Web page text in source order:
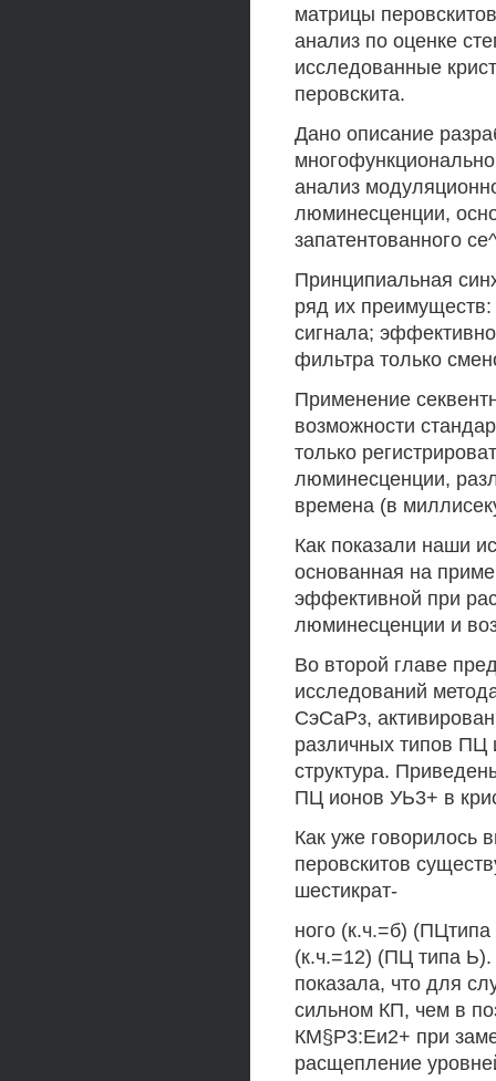
матрицы
анализ по оценке
исследованные
перовскита.
Дано описание
анализ
люминесценции,
запатентованного
Принципиальная
ряд их
сигнала;
фильтра только
Применение
возможности
только
люминесценции,
времена (в
Как показали наши
основанная на
эффективной при
люминесценции и
Во второй главе
исследований
СэСаРз,
различных типов ПЦ
структура.
ПЦ ионов УЬ3+ в
Как уже говорилось
перовскитов
шестикрат-
ного (к.ч.=б)
(к.ч.=12) (ПЦ типа
показала, что для
сильном КП, чем в
КМ§Р3:Еи2+ при
расщепление